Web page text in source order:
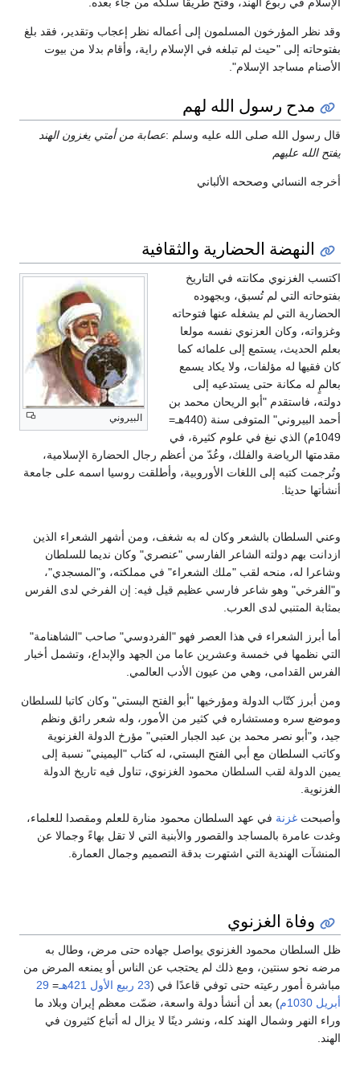
الإسلام في ربوع الهند، وفتح طريقا سلكه من جاء بعده.
وقد نظر المؤرخون المسلمون إلى أعماله نظر إعجاب وتقدير، فقد بلغ
بفتوحاته إلى "حيث لم تبلغه في الإسلام راية، وأقام بدلا من بيوت
الأصنام مساجد الإسلام".
مدح رسول الله لهم
قال رسول الله صلى الله عليه وسلم :عصابة من أمتي يغزون الهند
يفتح الله عليهم
أخرجه النسائي وصححه الألباني
النهضة الحضارية والثقافية
البيروني
اكتسب الغزنوي مكانته في التاريخ
بفتوحاته التي لم تُسبق، وبجهوده
الحضارية التي لم يشغله عنها فتوحاته
وغزواته، وكان العزنوي نفسه مولعا
بعلم الحديث، يستمع إلى علمائه كما
كان فقيها له مؤلفات، ولا يكاد يسمع
بعالمٍ له مكانة حتى يستدعيه إلى
دولته، فاستقدم "أبو الريحان محمد بن
أحمد البيروني" المتوفى سنة (440هـ=
1049م) الذي نبغ في علوم كثيرة، في
مقدمتها الرياضة والفلك، وعُدّ من أعظم رجال الحضارة الإسلامية،
وتُرجمت كتبه إلى اللغات الأوروبية، وأطلقت روسيا اسمه على جامعة
أنشأتها حديثا.
وعني السلطان بالشعر وكان له به شغف، ومن أشهر الشعراء الذين
ازدانت بهم دولته الشاعر الفارسي "عنصري" وكان نديما للسلطان
وشاعرا له، منحه لقب "ملك الشعراء" في مملكته، و"المسجدي"،
و"الفرخي" وهو شاعر فارسي عظيم قيل فيه: إن الفرخي لدى الفرس
بمثابة المتنبي لدى العرب.
أما أبرز الشعراء في هذا العصر فهو "الفردوسي" صاحب "الشاهنامة"
التي نظمها في خمسة وعشرين عاما من الجهد والإبداع، وتشمل أخبار
الفرس القدامى، وهي من عيون الأدب العالمي.
ومن أبرز كتّاب الدولة ومؤرخيها "أبو الفتح البستي" وكان كاتبا للسلطان
وموضع سره ومستشاره في كثير من الأمور، وله شعر رائق ونظم
جيد، و"أبو نصر محمد بن عبد الجبار العتبي" مؤرخ الدولة الغزنوية
وكاتب السلطان مع أبي الفتح البستي، له كتاب "اليميني" نسبة إلى
يمين الدولة لقب السلطان محمود الغزنوي، تناول فيه تاريخ الدولة
الغزنوية.
وأصبحت غزنة في عهد السلطان محمود منارة للعلم ومقصدا للعلماء،
وغدت عامرة بالمساجد والقصور والأبنية التي لا تقل بهاءً وجمالا عن
المنشآت الهندية التي اشتهرت بدقة التصميم وجمال العمارة.
وفاة الغزنوي
ظل السلطان محمود الغزنوي يواصل جهاده حتى مرض، وطال به
مرضه نحو سنتين، ومع ذلك لم يحتجب عن الناس أو يمنعه المرض من
مباشرة أمور رعيته حتى توفي قاعدًا في (23 ربيع الأول 421هـ =
29
أبريل 1030م
) بعد أن أنشأ دولة واسعة، ضمّت معظم إيران وبلاد ما
وراء النهر وشمال الهند كله، ونشر دينًا لا يزال له أتباع كثيرون في
الهند.